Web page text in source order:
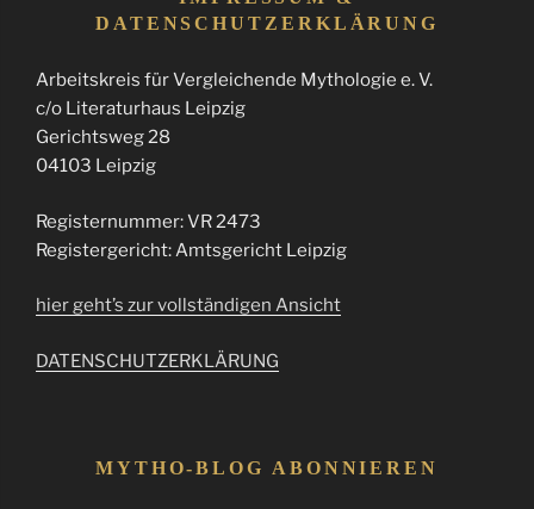
DATENSCHUTZERKLÄRUNG
Arbeitskreis für Vergleichende Mythologie e. V.
c/o Literaturhaus Leipzig
Gerichtsweg 28
04103 Leipzig
Registernummer: VR 2473
Registergericht: Amtsgericht Leipzig
hier geht’s zur vollständigen Ansicht
DATENSCHUTZERKLÄRUNG
MYTHO-BLOG ABONNIEREN